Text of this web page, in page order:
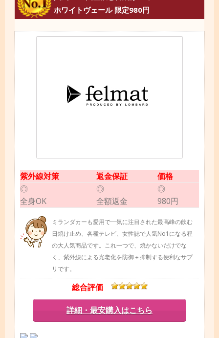
ホワイトヴェール 限定980円
紫外線対策 返金保証
価格
◎
全身OK
◎
全額返金
◎
980円
ミランダカーも愛用で一気に注目された最高峰の飲む
日焼け止め、各種テレビ、女性誌で人気No1になる程
の大人気商品です。これ一つで、焼かないだけでな
く、紫外線による光老化を防御＋抑制する便利なサプ
リです。
総合評価
詳細・最安購入はこちら